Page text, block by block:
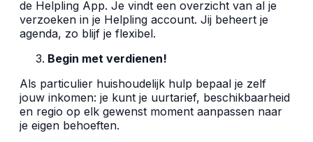
de Helpling App. Je vindt een overzicht van al je
verzoeken in je Helpling account. Jij beheert je
agenda, zo blijf je flexibel.
Begin met verdienen!
Als particulier huishoudelijk hulp bepaal je zelf
jouw inkomen: je kunt je uurtarief, beschikbaarheid
en regio op elk gewenst moment aanpassen naar
je eigen behoeften.